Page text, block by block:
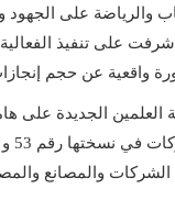
والرياضة على الجهود
أشرفت على تنفيذ
واقعية عن حجم
العلمين الجديدة على
والمصانع